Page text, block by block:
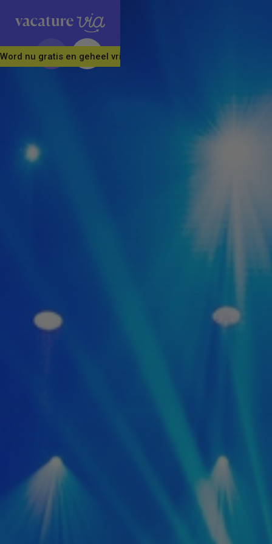
Word nu gratis en geheel vrijblijvend lid van ons Vacature Via